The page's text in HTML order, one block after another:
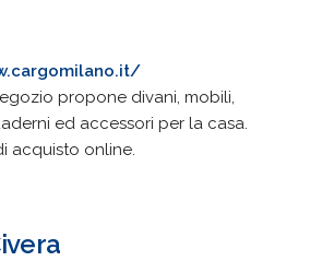
propone divani, mobili,
ed accessori per la casa.
acquisto online.